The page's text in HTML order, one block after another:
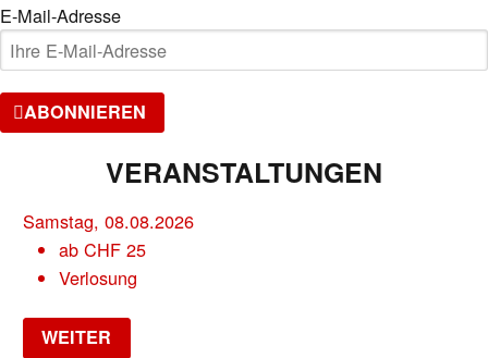
E-Mail-Adresse
ABONNIEREN
VERANSTALTUNGEN
Samstag, 08.08.2026
ab CHF25
Verlosung
WEITER